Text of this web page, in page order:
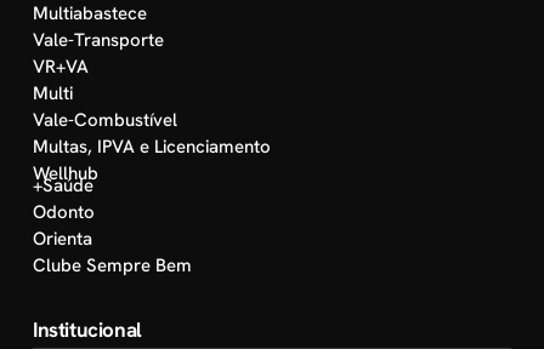
Multiabastece
Vale-Transporte
VR+VA
Multi
Vale-Combustível
Multas, IPVA e Licenciamento
Wellhub
+Saúde
Odonto
Orienta
Clube Sempre Bem
Institucional